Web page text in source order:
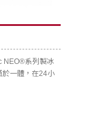
NEO®系列製冰
於一體，在24小